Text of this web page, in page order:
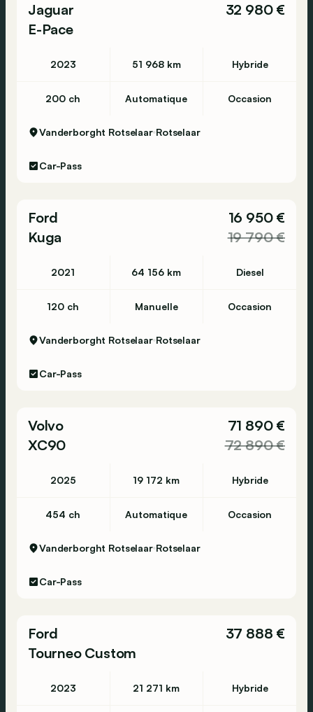
Jaguar
E-Pace
32 980 €
2023 51 968 km Hybride
200 ch Automatique Occasion
Vanderborght Rotselaar Rotselaar
Car-Pass
Ford
Kuga
16 950 €
19 790 €
2021 64 156 km Diesel
120 ch Manuelle Occasion
Vanderborght Rotselaar Rotselaar
Car-Pass
Volvo
XC90
71 890 €
72 890 €
2025 19 172 km Hybride
454 ch Automatique Occasion
Vanderborght Rotselaar Rotselaar
Car-Pass
Ford
Tourneo Custom
37 888 €
2023 21 271 km Hybride